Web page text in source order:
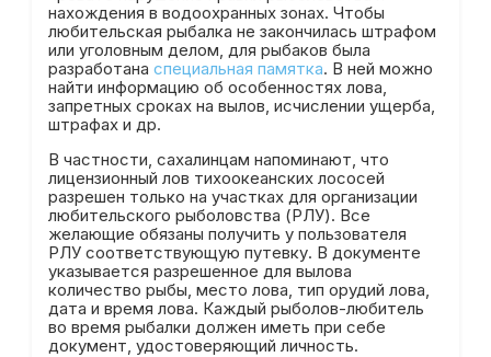
нахождения в водоохранных зонах. Чтобы
любительская рыбалка не закончилась штрафом
или уголовным делом, для рыбаков была
разработана специальная памятка. В ней можно
найти информацию об особенностях лова,
запретных сроках на вылов, исчислении ущерба,
штрафах и др.
В частности, сахалинцам напоминают, что
лицензионный лов тихоокеанских лососей
разрешен только на участках для организации
любительского рыболовства (РЛУ). Все
желающие обязаны получить у пользователя
РЛУ соответствующую путевку. В документе
указывается разрешенное для вылова
количество рыбы, место лова, тип орудий лова,
дата и время лова. Каждый рыболов-любитель
во время рыбалки должен иметь при себе
документ, удостоверяющий личность.